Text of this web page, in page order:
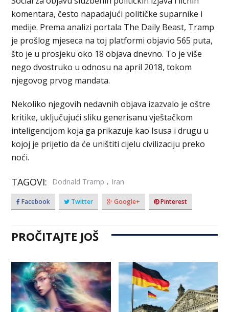
komentara, često napadajući političke suparnike i
medije. Prema analizi portala The Daily Beast, Tramp
je prošlog mjeseca na toj platformi objavio 565 puta,
što je u prosjeku oko 18 objava dnevno. To je više
nego dvostruko u odnosu na april 2018, tokom
njegovog prvog mandata.
Nekoliko njegovih nedavnih objava izazvalo je oštre
kritike, uključujući sliku generisanu vještačkom
inteligencijom koja ga prikazuje kao Isusa i drugu u
kojoj je prijetio da će uništiti cijelu civilizaciju preko
noći.
TAGOVI: Dodnald Tramp , Iran
Facebook Twitter Google+ Pinterest
PROČITAJTE JOŠ